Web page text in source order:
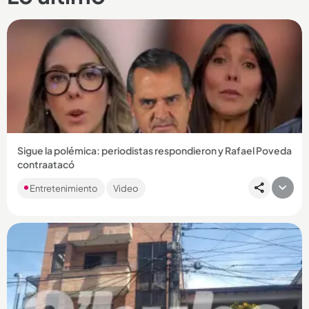
Sigue la polémica: periodistas respondieron y Rafael Poveda
contraatacó
trasladado a las redes y la gente ya hasta le ha sacado
Entretenimiento Video
Compartir Noticia